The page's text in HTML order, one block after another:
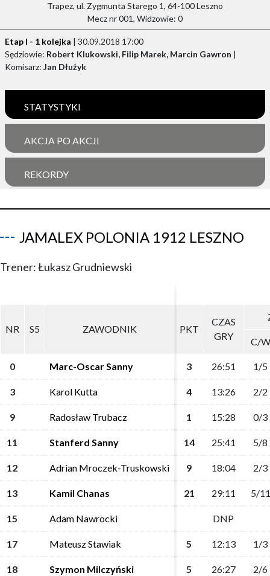
Trapez, ul. Zygmunta Starego 1, 64-100 Leszno
Mecz nr 001, Widzowie: 0
Etap I - 1 kolejka | 30.09.2018 17:00
Sędziowie: Robert Klukowski, Filip Marek, Marcin Gawron |
Komisarz: Jan Dłużyk
STATYSTYKI
AKCJA PO AKCJI
REKORDY
JAMALEX POLONIA 1912 LESZNO
Trener: Łukasz Grudniewski
NR S5 ZAWODNIK PKT
CZAS
GRY
C/W
0 Marc-Oscar Sanny 3 26:51 1/5
3 Karol Kutta 4 13:26 2/2
9 Radosław Trubacz 1 15:28 0/3
11 Stanferd Sanny 14 25:41 5/8
12 Adrian Mroczek-Truskowski 9 18:04 2/3
13 Kamil Chanas 21 29:11 5/11
15 Adam Nawrocki DNP
17 Mateusz Stawiak 5 12:13 1/3
18 Szymon Milczyński 5 26:27 2/6
NR S5 ZAWODNIK PKT
CZAS
GRY
C/W
0 Marc-Oscar Sanny 3 26:51 1/5
3 Karol Kutta 4 13:26 2/2
9 Radosław Trubacz 1 15:28 0/3
11 Stanferd Sanny 14 25:41 5/8
12 Adrian Mroczek-Truskowski 9 18:04 2/3
13 Kamil Chanas 21 29:11 5/11
15 Adam Nawrocki DNP
17 Mateusz Stawiak 5 12:13 1/3
18 Szymon Milczyński 5 26:27 2/6